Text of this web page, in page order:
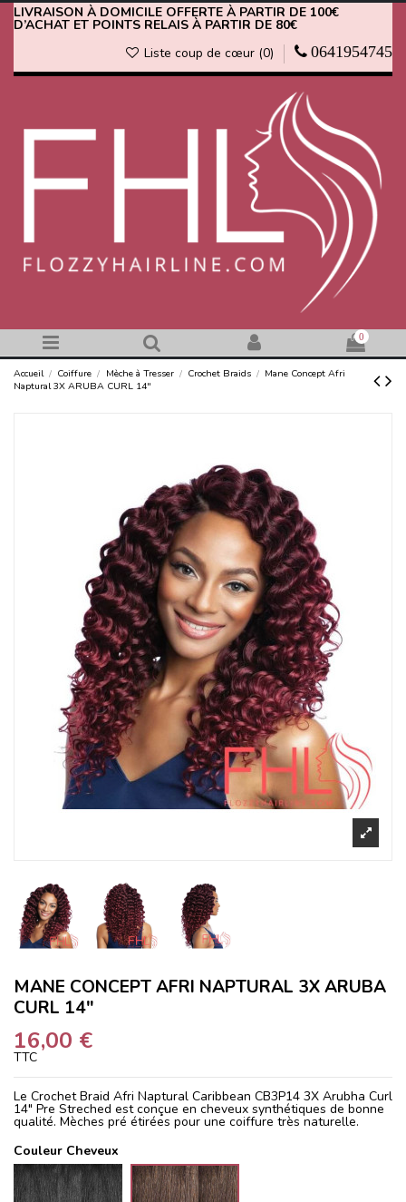
LIVRAISON À DOMICILE OFFERTE À PARTIR DE 100€
D’ACHAT ET POINTS RELAIS À PARTIR DE 80€
Liste coup de cœur (0) 0641954745
0
Accueil Coiffure Mèche à Tresser Crochet Braids
Mane Concept Afri
Naptural 3X ARUBA CURL 14"
MANE CONCEPT AFRI NAPTURAL 3X ARUBA
CURL 14"
16,00 €
TTC
Le Crochet Braid Afri Naptural Caribbean CB3P14 3X Arubha Curl
14" Pre Streched est conçue en cheveux synthétiques de bonne
qualité. Mèches pré étirées pour une coiffure très naturelle.
Couleur Cheveux
1
4